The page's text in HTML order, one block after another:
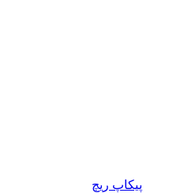
پیکاپ ریچ